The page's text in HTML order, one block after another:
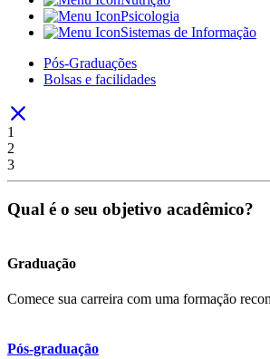
Psicologia
Sistemas de Informação
Pós-Graduações
Bolsas e facilidades
1
2
3
Qual é o seu objetivo acadêmico?
Graduação
Comece sua carreira com uma formação
Pós-graduação